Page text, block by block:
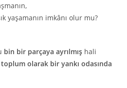
yaşamanın imkânı olur mu?
bin bir parçaya ayrılmış hali
toplum olarak bir yankı odasında